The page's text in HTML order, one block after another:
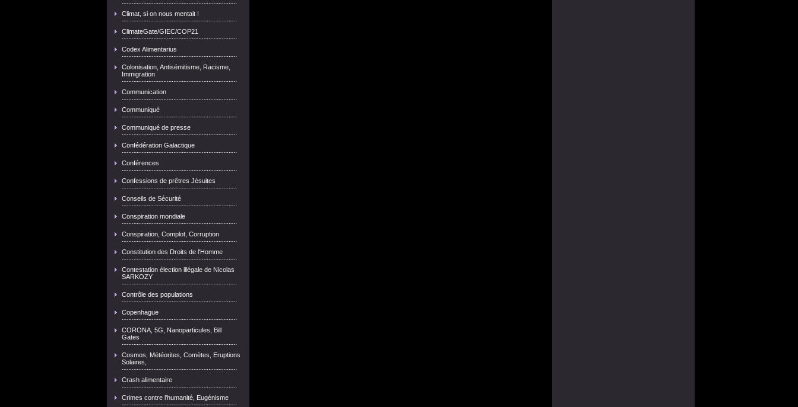
Climat, si on nous mentait !
ClimateGate/GIEC/COP21
Codex Alimentarius
Colonisation, Antisémitisme, Racisme,
Immigration
Communication
Communiqué
Communiqué de presse
Confédération Galactique
Conférences
Confessions de prêtres Jésuites
Conseils de Sécurité
Conspiration mondiale
Conspiration, Complot, Corruption
Constitution des Droits de l'Homme
Contestation élection illégale de Nicolas
SARKOZY
Contrôle des populations
Copenhague
CORONA, 5G, Nanoparticules, Bill
Gates
Cosmos, Météorites, Comètes, Eruptions
Solaires,
Crash alimentaire
Crimes contre l'humanité, Eugénisme